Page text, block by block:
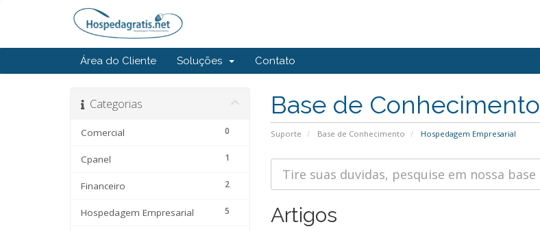
Área do Cliente Soluções Contato
Base de Conhecimento
Suporte Base de Conhecimento Hospedagem Empresarial
Categorias
0
Comercial
1
Cpanel
2
Financeiro
5
Hospedagem Empresarial Artigos